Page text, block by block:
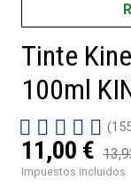
Tinte
100ml
11,00 €
Impuestos incluidos